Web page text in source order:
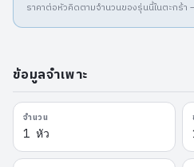
ราคาต่อหัวคิดตามจำนวนของรุ่นนี้ในตะกร้
ข้อมูลจำเพาะ
จำนวน
1 หัว